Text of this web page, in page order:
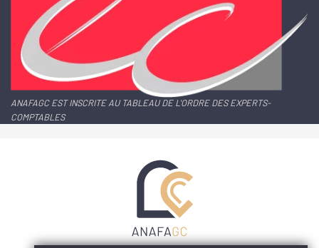
ANAFAGC EST INSCRITE AU TABLEAU DE L'ORDRE DES EXPERTS-
COMPTABLES